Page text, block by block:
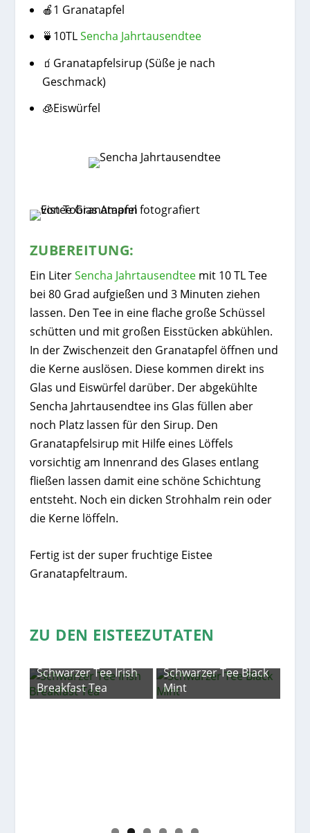
🍎1 Granatapfel
🍵10TLSencha Jahrtausendtee
🧃Granatapfelsirup (Süße je nach
Geschmack)
🧊Eiswürfel
ZUBEREITUNG:
Ein LiterSencha Jahrtausendteemit 10 TL Tee
bei 80 Grad aufgießen und 3 Minuten ziehen
lassen. Den Tee in eine flache große Schüssel
schütten und mit großen Eisstücken abkühlen.
In der Zwischenzeit den Granatapfel öffnen und
die Kerne auslösen. Diese kommen direkt ins
Glas und Eiswürfel darüber. Der abgekühlte
Sencha Jahrtausendtee ins Glas füllen aber
noch Platz lassen für den Sirup. Den
Granatapfelsirup mit Hilfe eines Löffels
vorsichtig am Innenrand des Glases entlang
fließen lassen damit eine schöne Schichtung
entsteht. Noch ein dicken Strohhalm rein oder
die Kerne löffeln.
Fertig ist der super fruchtige Eistee
Granatapfeltraum.
ZU DEN EISTEEZUTATEN
Irish
Schwarzer Tee Black
Mint